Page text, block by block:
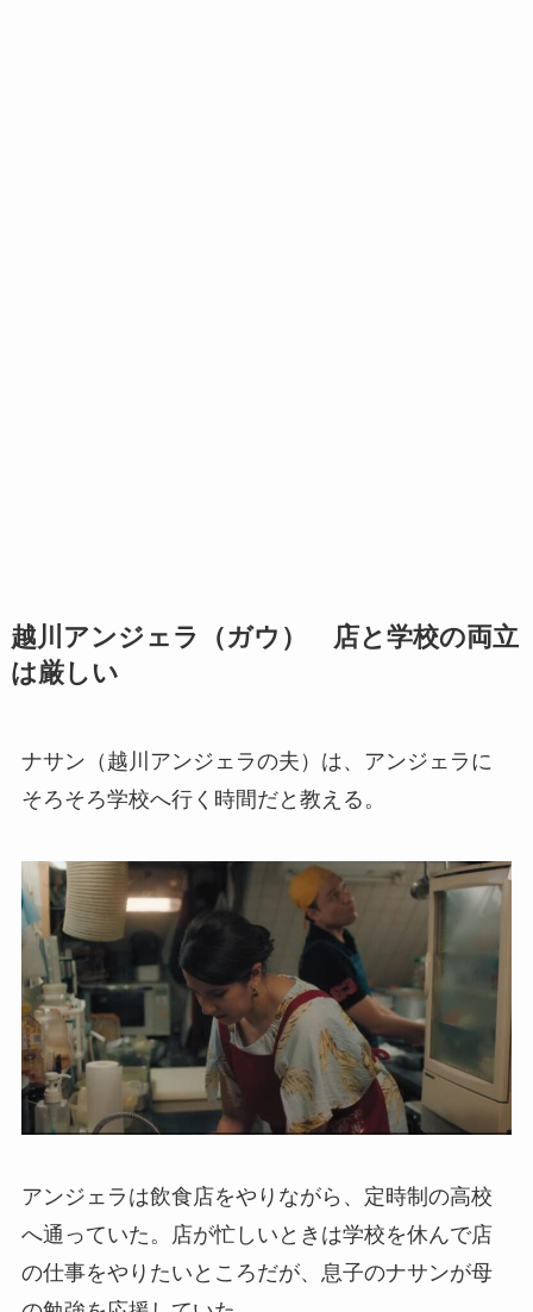
越川アンジェラ
（ガウ） 店と学校の両立
は厳しい
ナサン（越川アンジェラの夫）は、アンジェラに
そろそろ学校へ行く時間だと教える。
アンジェラは飲食店をやりながら、定時制の高校
へ通っていた。店が忙しいときは学校を休んで店
の仕事をやりたいところだが、息子のナサンが母